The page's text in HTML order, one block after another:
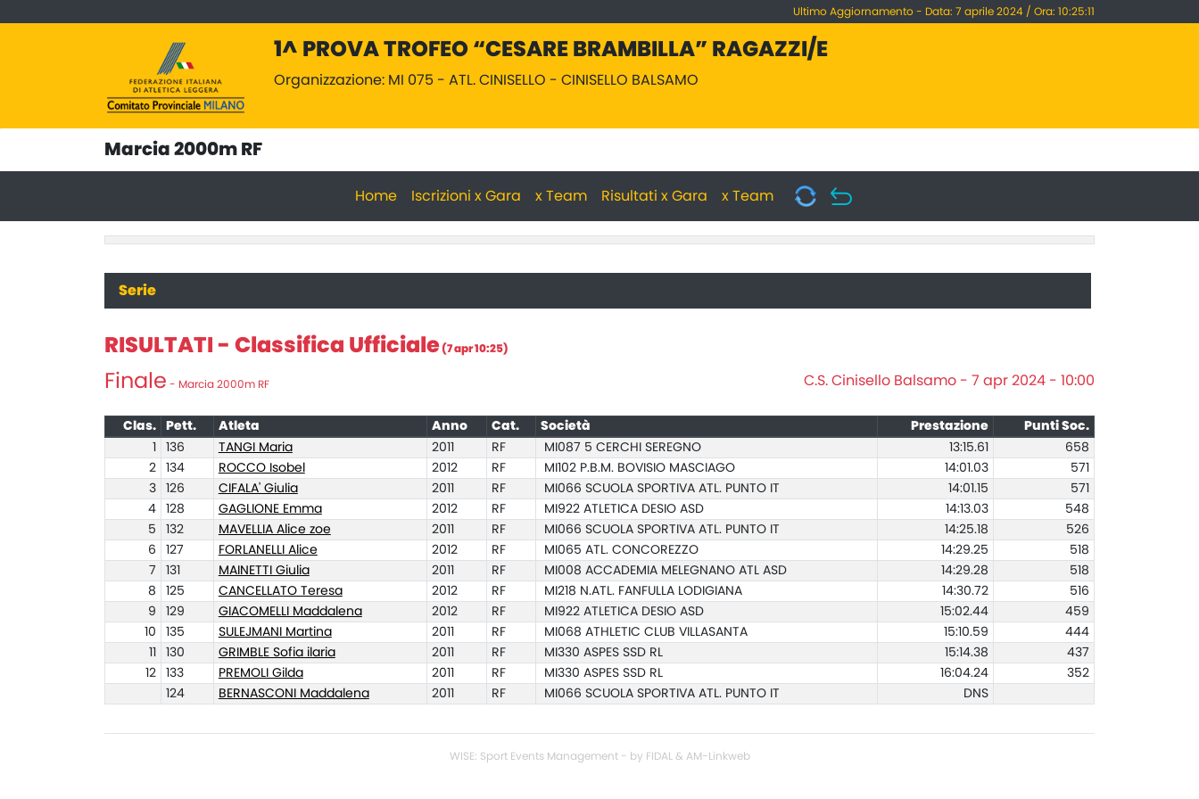
Ultimo Aggiornamento - Data: 7 aprile 2024 / Ora: 10:25:11
1^ PROVA TROFEO “CESARE BRAMBILLA” RAGAZZI/E
Organizzazione: MI 075 - ATL. CINISELLO - CINISELLO BALSAMO
Marcia 2000m RF
Home Iscrizioni x Gara x Team Risultati x Gara x Team
Serie
RISULTATI - Classifica Ufficiale (7 apr 10:25)
Finale - Marcia 2000m RF C.S. Cinisello Balsamo - 7 apr 2024 - 10:00
Clas. Pett. Atleta Anno Cat. Società Prestazione
Punti Soc.
1
136 TANGI Maria 2011 RF MI087 5 CERCHI SEREGNO 13:15.61
658
2
134 ROCCO Isobel 2012 RF MI102 P.B.M. BOVISIO MASCIAGO 14:01.03
571
3
126 CIFALA' Giulia 2011 RF MI066 SCUOLA SPORTIVA ATL. PUNTO IT 14:01.15
571
4
128 GAGLIONE Emma 2012 RF MI922 ATLETICA DESIO ASD 14:13.03
548
5
132 MAVELLIA Alice zoe 2011 RF MI066 SCUOLA SPORTIVA ATL. PUNTO IT 14:25.18
526
6
127 FORLANELLI Alice 2012 RF MI065 ATL. CONCOREZZO 14:29.25
518
7
131 MAINETTI Giulia 2011 RF MI008 ACCADEMIA MELEGNANO ATL ASD 14:29.28
518
8
125 CANCELLATO Teresa 2012 RF MI218 N.ATL. FANFULLA LODIGIANA 14:30.72
516
9
129 GIACOMELLI Maddalena 2012 RF MI922 ATLETICA DESIO ASD 15:02.44
459
10
135 SULEJMANI Martina 2011 RF MI068 ATHLETIC CLUB VILLASANTA 15:10.59
444
11
130 GRIMBLE Sofia ilaria 2011 RF MI330 ASPES SSD RL 15:14.38
437
12
133 PREMOLI Gilda 2011 RF MI330 ASPES SSD RL 16:04.24
352
124
BERNASCONI Maddalena 2011 RF MI066 SCUOLA SPORTIVA ATL. PUNTO IT DNS
WISE: Sport Events Management - by FIDAL & AM-Linkweb